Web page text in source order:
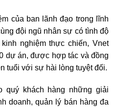
của ban lãnh đạo trong lĩnh
đội ngũ nhân sự có tình độ
nghiệm thực chiến, Vnet
dự án, được hợp tác và đồng
tuổi với sự hài lòng tuyệt đối.
quý khách hàng những giải
doanh, quản lý bán hàng đa